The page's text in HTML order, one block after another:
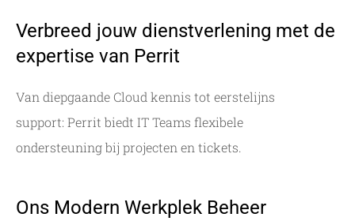
Verbreed jouw dienstverlening met de
expertise van Perrit
Van diepgaande Cloud kennis tot eerstelijns
support: Perrit biedt IT Teams flexibele
ondersteuning bij projecten en tickets.
Ons Modern Werkplek Beheer